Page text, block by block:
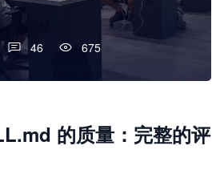
46 675
的质量：完整的评